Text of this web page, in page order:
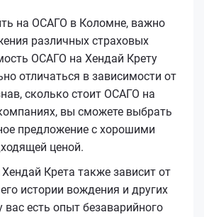
на ОСАГО в Коломне, важно
различных страховых
ОСАГО на Хендай Крету
отличаться в зависимости от
сколько стоит ОСАГО на
вы сможете выбрать
предложение с хорошими
ценой.
Крета также зависит от
истории вождения и других
вас есть опыт безаварийного